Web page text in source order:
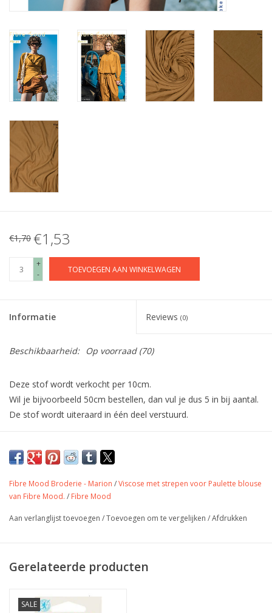
€1,70 €1,53
+
-
TOEVOEGEN AAN WINKELWAGEN
Informatie Reviews (0)
Beschikbaarheid: Op voorraad(70)
Deze stof wordt verkocht per 10cm.
Wil je bijvoorbeeld 50cm bestellen, dan vul je dus 5 in bij aantal.
De stof wordt uiteraard in één deel verstuurd.
Mooi doorvallende viscose twill van Fibre
Mood 37 voor de Willow top.
Kleur
bruin
Stofbreedte
145 cm
hemd, Jurk, rokjes,
accessoires, tassen,
Label
Oeko-Tex Class 1
Fibre Mood Broderie - Marion /Viscose met strepen voor Paulette blouse
van Fibre Mood. / Fibre Mood
Aan verlanglijst toevoegen /Toevoegen om te vergelijken /Afdrukken
Gerelateerde producten
SALE